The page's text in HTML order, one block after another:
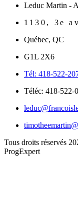
Leduc Martin -
1130, 3e
Québec, QC
G1L 2X6
Tél: 418-522-
Téléc: 418-522-
Tous droits réservés
ProgExpert